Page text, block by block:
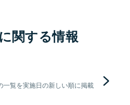
関する情報
覧を実施日の新しい順に掲載